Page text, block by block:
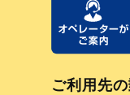
ご利用先